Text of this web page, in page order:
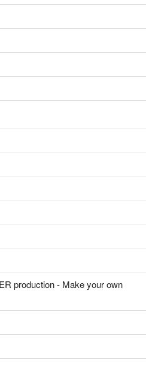
production - Make your own